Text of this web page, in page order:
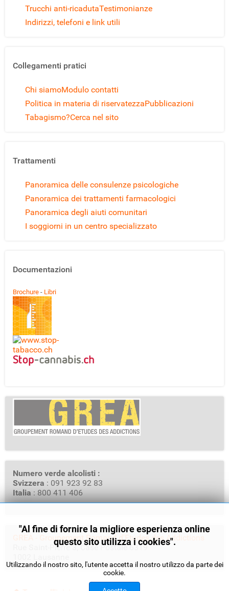
Trucchi anti-ricadutaTestimonianze
Indirizzi, telefoni e link utili
Collegamenti pratici
Chi siamoModulo contatti
Politica in materia di riservatezzaPubblicazioni
Tabagismo?Cerca nel sito
Trattamenti
Panoramica delle consulenze psicologiche
Panoramica dei trattamenti farmacologici
Panoramica degli aiuti comunitari
I soggiorni in un centro specializzato
Documentazioni
Brochure - Libri
Numero verde alcolisti :
Svizzera : 091 923 92 83
Italia : 800 411 406
GREA - Groupement Romand d'Etudes des Addictions
Rue Saint-Pierre 3, Case Postale 6319
"Al fine di fornire la migliore esperienza online
questo sito utilizza i cookies".
Utilizzando il nostro sito, l'utente accetta il nostro utilizzo da parte dei
cookie.